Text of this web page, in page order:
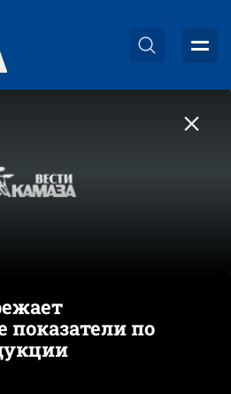
показатели по